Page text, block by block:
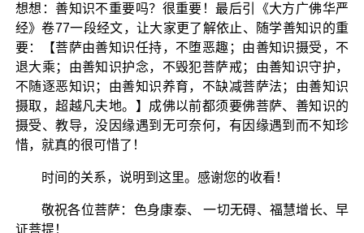
想想：善知识不重要吗？很重要！最后引《大方广佛华严
经》卷77一段经文，让大家更了解依止、随学善知识的重
要：【菩萨由善知识任持，不堕恶趣；由善知识摄受，不
退大乘；由善知识护念，不毁犯菩萨戒；由善知识守护，
不随逐恶知识；由善知识养育，不缺减菩萨法；由善知识
摄取，超越凡夫地。】成佛以前都须要佛菩萨、善知识的
摄受、教导，没因缘遇到无可奈何，有因缘遇到而不知珍
惜，就真的很可惜了！
时间的关系，说明到这里。感谢您的收看！
敬祝各位菩萨：色身康泰、 一切无碍、福慧增长、早
证菩提！